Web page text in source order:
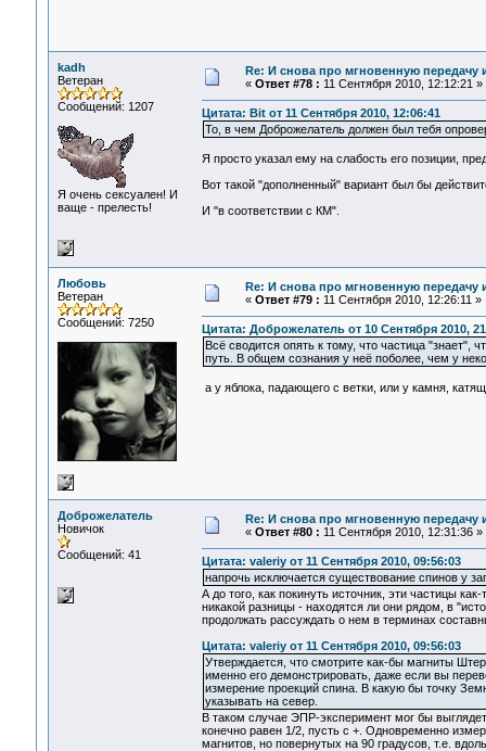
kadh
Ветеран
Сообщений: 1207
Я очень сексуален! И
ваще - прелесть!
Re: И снова про мгновенную
« Ответ #78 : 11 Сентября 2010, 12:12:21 »
Цитата: Bit от 11 Сентября 2010, 12:06:41
То, в чем Доброжелатель должен был тебя
Я просто указал ему на слабость его позиции,
Вот такой "дополненный" вариант был бы
И "в соответствии с КМ".
Любовь
Ветеран
Сообщений: 7250
Re: И снова про мгновенную
« Ответ #79 : 11 Сентября 2010, 12:26:11 »
Цитата: Доброжелатель от 10 Сентября 2010,
Всё сводится опять к тому, что частица "знает",
путь. В общем сознания у неё поболее, чем у
а у яблока, падающего с ветки, или у камня,
Доброжелатель
Новичок
Сообщений: 41
Re: И снова про мгновенную
« Ответ #80 : 11 Сентября 2010, 12:31:36 »
Цитата: valeriy от 11 Сентября 2010, 09:56:03
напрочь исключается существование спинов у
А до того, как покинуть источник, эти частицы
никакой разницы - находятся ли они рядом, в
продолжать рассуждать о нем в терминах
Цитата: valeriy от 11 Сентября 2010, 09:56:03
Утверждается, что смотрите как-бы магниты
именно его демонстрировать, даже если вы
измерение проекций спина. В какую бы точку
указывать на север.
В таком случае ЭПР-эксперимент мог бы
конечно равен 1/2, пусть с +. Одновременно
магнитов, но повернутых на 90 градусов, т.е.